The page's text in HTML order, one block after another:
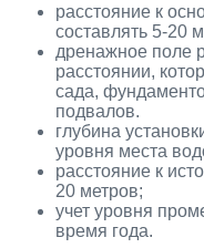
расстояние к
составлять 5-20
дренажное поле
расстоянии,
сада,
подвалов.
глубина
уровня места
расстояние к
20 метров;
учет уровня
время года.